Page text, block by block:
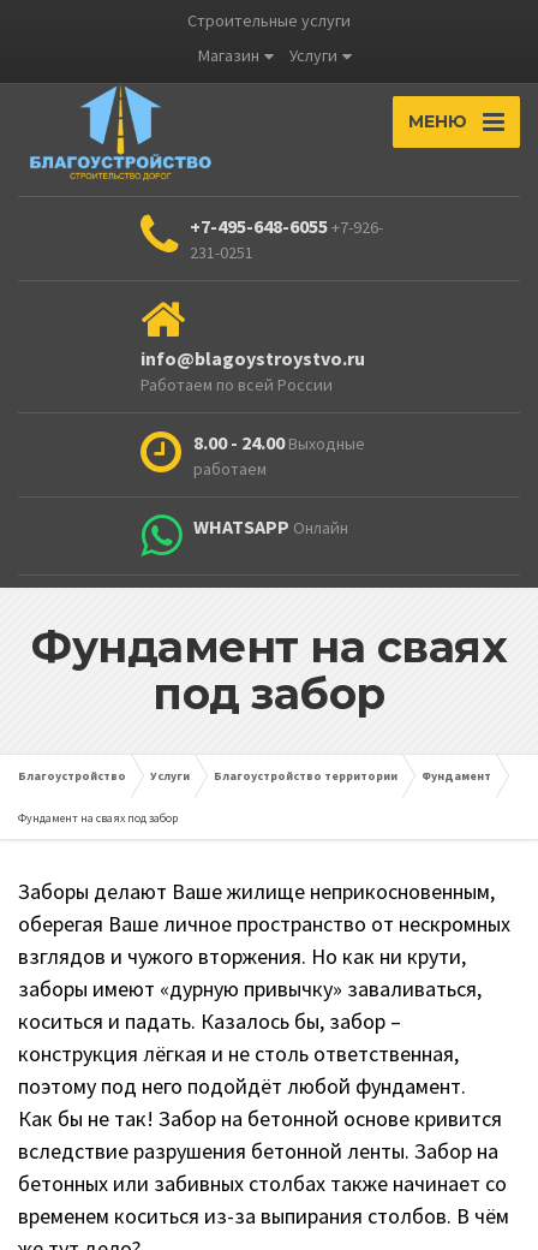
Строительные услуги
Магазин
Услуги
МЕНЮ
+7-495-648-6055+7-926-
231-0251
info@blagoystroystvo.ru
Работаем по всей России
8.00 - 24.00 Выходные
работаем
WHATSAPP Онлайн
Фундамент на сваях
под забор
Благоустройство Услуги Благоустройство территории Фундамент
Фундамент на сваях под забор
Заборы делают Ваше жилище неприкосновенным,
оберегая Ваше личное пространство от нескромных
взглядов и чужого вторжения. Но как ни крути,
заборы имеют «дурную привычку» заваливаться,
коситься и падать. Казалось бы, забор –
конструкция лёгкая и не столь ответственная,
поэтому под него подойдёт любой фундамент.
Как бы не так! Забор на бетонной основе кривится
вследствие разрушения бетонной ленты. Забор на
бетонных или забивных столбах также начинает со
временем коситься из-за выпирания столбов. В чём